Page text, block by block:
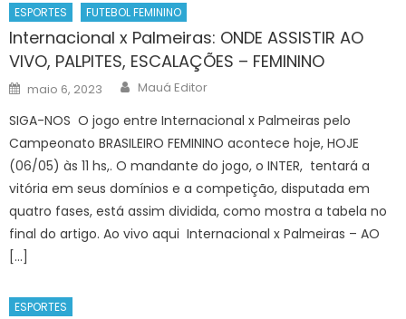
ESPORTES FUTEBOL FEMININO
Internacional x Palmeiras: ONDE ASSISTIR AO
VIVO, PALPITES, ESCALAÇÕES – FEMININO
Posted
on
maio 6, 2023 Author
Mauá Editor
SIGA-NOS O jogo entre Internacional x Palmeiras pelo
Campeonato BRASILEIRO FEMININO acontece hoje, HOJE
(06/05) às 11 hs,. O mandante do jogo, o INTER, tentará a
vitória em seus domínios e a competição, disputada em
quatro fases, está assim dividida, como mostra a tabela no
final do artigo. Ao vivo aqui Internacional x Palmeiras – AO
[…]
ESPORTES